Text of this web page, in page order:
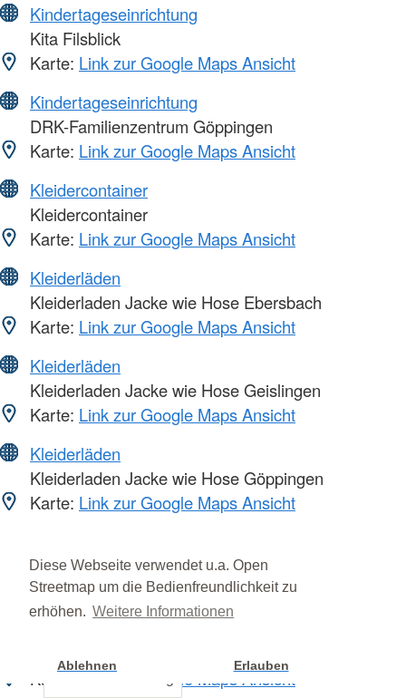
Diese Webseite verwendet u.a. Open
Streetmap um die Bedienfreundlichkeit zu
erhöhen. Weitere Informationen
Ablehnen Erlauben
Kindertageseinrichtung
Kita Filsblick
Karte: Link zur Google Maps Ansicht
Kindertageseinrichtung
DRK-Familienzentrum Göppingen
Karte: Link zur Google Maps Ansicht
Kleidercontainer
Kleidercontainer
Karte: Link zur Google Maps Ansicht
Kleiderläden
Kleiderladen Jacke wie Hose Ebersbach
Karte: Link zur Google Maps Ansicht
Kleiderläden
Kleiderladen Jacke wie Hose Geislingen
Karte: Link zur Google Maps Ansicht
Kleiderläden
Kleiderladen Jacke wie Hose Göppingen
Karte: Link zur Google Maps Ansicht
Ortsverein Eislingen
Karte:Link zur Google Maps Ansicht
Karte:Link zur Google Maps Ansicht